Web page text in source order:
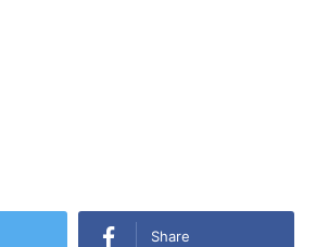
Share